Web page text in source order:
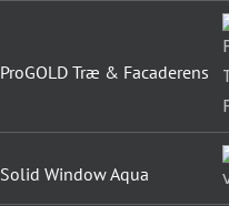
ProGOLD Træ & Facaderens
Solid Window Aqua